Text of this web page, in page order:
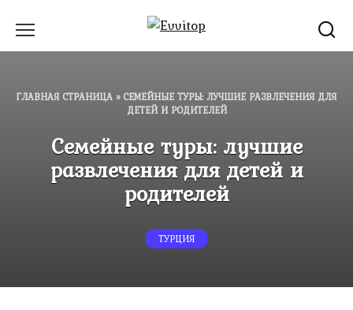
содержанию
ГЛАВНАЯ СТРАНИЦА » СЕМЕЙНЫЕ ТУРЫ: ЛУЧШИЕ РАЗВЛЕЧЕНИЯ ДЛЯ
ДЕТЕЙ И РОДИТЕЛЕЙ
Семейные туры: лучшие
развлечения для детей и
родителей
ТУРЦИЯ